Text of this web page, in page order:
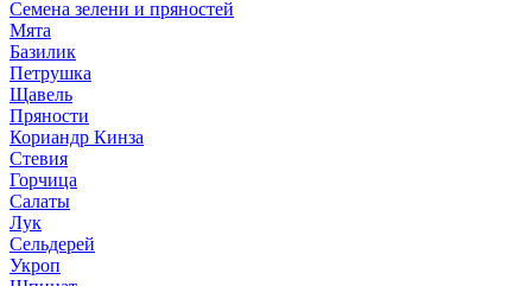
Семена зелени и пряностей
Мята
Базилик
Петрушка
Щавель
Пряности
Кориандр Кинза
Стевия
Горчица
Салаты
Лук
Сельдерей
Укроп